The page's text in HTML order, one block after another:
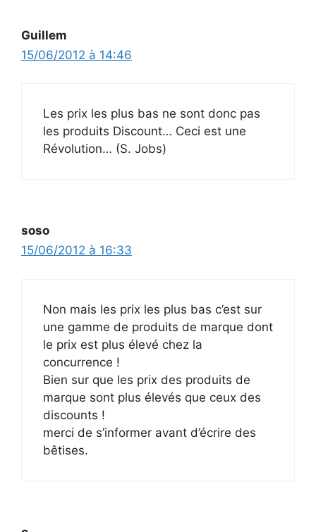
Guillem
15/06/2012 à 14:46
Les prix les plus bas ne sont donc pas
les produits Discount… Ceci est une
Révolution… (S. Jobs)
soso
15/06/2012 à 16:33
Non mais les prix les plus bas c’est sur
une gamme de produits de marque dont
le prix est plus élevé chez la
concurrence !
Bien sur que les prix des produits de
marque sont plus élevés que ceux des
discounts !
merci de s’informer avant d’écrire des
bêtises.